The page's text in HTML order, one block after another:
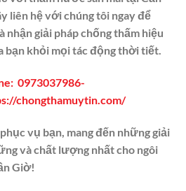
liên hệ với chúng tôi ngay để
giải pháp chống thấm hiệu
bạn khỏi mọi tác động thời tiết.
0973037986-
chongthamuytin.com/
vụ bạn, mang đến những giải
và chất lượng nhất cho ngôi
Giờ!